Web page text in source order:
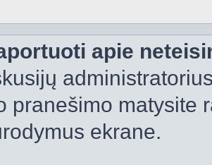
apie
pranešimo matysite
ekrane.